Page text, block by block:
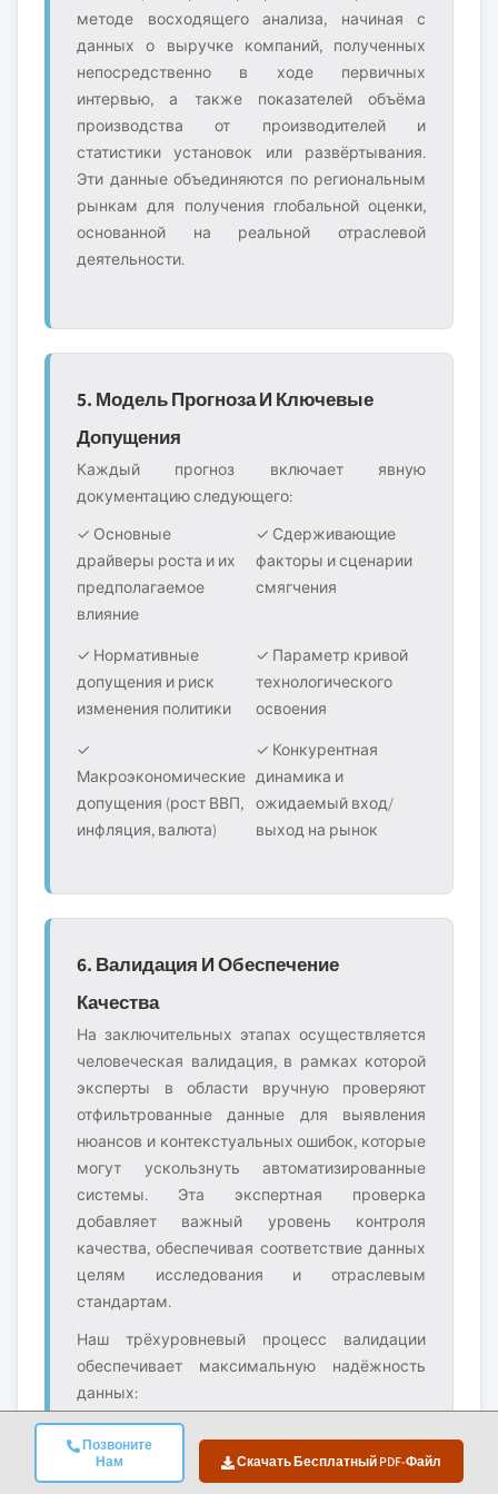
Позвоните
Нам
Скачать Бесплатный PDF-Файл
методе восходящего анализа, начиная с
данных о выручке компаний, полученных
непосредственно в ходе первичных
интервью, а также показателей объёма
производства от производителей и
статистики установок или развёртывания.
Эти данные объединяются по региональным
рынкам для получения глобальной оценки,
основанной на реальной отраслевой
деятельности.
5. Модель Прогноза И Ключевые
Допущения
Каждый прогноз включает явную
документацию следующего:
✓ Основные
драйверы роста и их
предполагаемое
влияние
✓ Сдерживающие
факторы и сценарии
смягчения
✓ Нормативные
допущения и риск
изменения политики
✓ Параметр кривой
технологического
освоения
✓
Макроэкономические
допущения (рост ВВП,
инфляция, валюта)
✓ Конкурентная
динамика и
ожидаемый вход/
выход на рынок
6. Валидация И Обеспечение
Качества
На заключительных этапах осуществляется
человеческая валидация, в рамках которой
эксперты в области вручную проверяют
отфильтрованные данные для выявления
нюансов и контекстуальных ошибок, которые
могут ускользнуть автоматизированные
системы. Эта экспертная проверка
добавляет важный уровень контроля
качества, обеспечивая соответствие данных
целям исследования и отраслевым
стандартам.
Наш трёхуровневый процесс валидации
обеспечивает максимальную надёжность
данных:
✓
Статистическая
валидация
Экспертная
валидация
рыночной
реальности